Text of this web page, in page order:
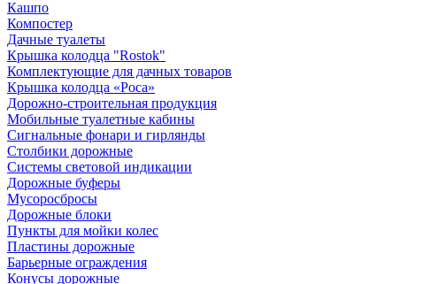
Кашпо
Компостер
Дачные туалеты
Крышка колодца "Rostok"
Комплектующие для дачных товаров
Крышка колодца «Роса»
Дорожно-строительная продукция
Мобильные туалетные кабины
Сигнальные фонари и гирлянды
Столбики дорожные
Системы световой индикации
Дорожные буферы
Мусоросбросы
Дорожные блоки
Пункты для мойки колес
Пластины дорожные
Барьерные ограждения
Конусы дорожные